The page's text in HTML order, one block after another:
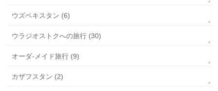
ウズベキスタン (6)
ウラジオストクへの旅行 (30)
オーダ-メイド旅行 (9)
カザフスタン (2)